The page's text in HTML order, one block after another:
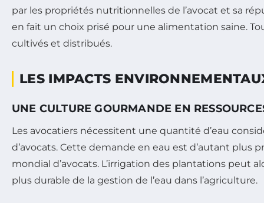
par les propriétés nutritionnelles de l’avocat et sa
en fait un choix prisé pour une alimentation saine.
cultivés et distribués.
LES IMPACTS
UNE CULTURE GOURMANDE EN
Les avocatiers nécessitent une quantité d’eau
d’avocats. Cette demande en eau est d’autant plus
mondial d’avocats. L’irrigation des plantations peut
plus durable de la gestion de l’eau dans l’agriculture.